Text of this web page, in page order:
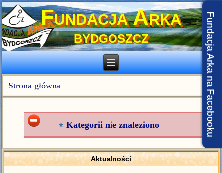
Fundacja Arka
BYDGOSZCZ
Strona główna
Kategorii nie znaleziono
Aktualności
Fundacja Arka na Facebooku